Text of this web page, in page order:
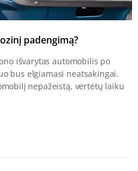
padengimą?
išvarytas automobilis po
bus elgiamasi neatsakingai.
nepažeistą, vertėtų laiku